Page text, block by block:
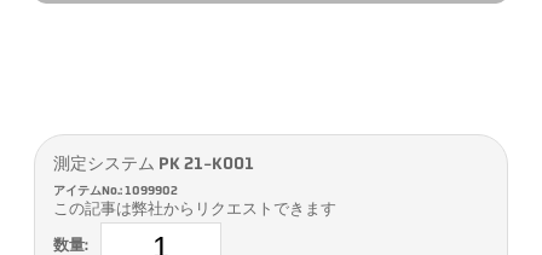
測定システム PK 21-K001
アイテムNo.: 1099902
この記事は弊社からリクエストできます
数量: